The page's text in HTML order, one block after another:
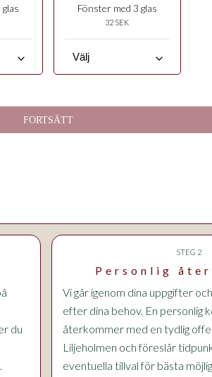
keyboard_arrow_down
Fönster med 3 glas
32 SEK
keyboard_arrow_down
FORTSÄTT
du
STEG 2
Personlig
Vi går igenom dina uppgifter
efter dina behov. En personlig
återkommer med en tydlig
Liljeholmen och föreslår
eventuella tillval för bästa